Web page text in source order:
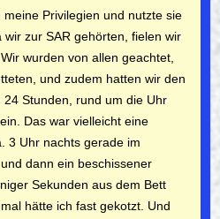
Privilegien und nutzte sie
zur SAR gehörten, fielen wir
wurden von allen geachtet,
und zudem hatten wir den
Stunden, rund um die Uhr
Das war vielleicht eine
3 Uhr nachts gerade im
dann ein beschissener
Sekunden aus dem Bett
hätte ich fast gekotzt. Und